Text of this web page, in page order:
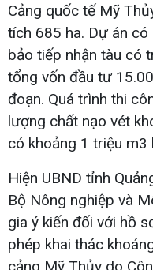
Cảng quốc tế Mỹ
tích 685 ha. Dự án
bảo tiếp nhận tàu có
tổng vốn đầu tư
đoạn. Quá trình thi
lượng chất nạo vét
có khoảng 1 triệu m3
Hiện UBND tỉnh
Bộ Nông nghiệp và
gia ý kiến đối với hồ
phép khai thác
cảng Mỹ Thủy do